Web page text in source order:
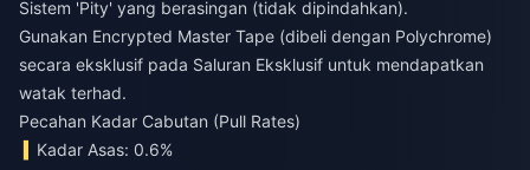
Sistem 'Pity' yang berasingan (tidak dipindahkan).
Gunakan Encrypted Master Tape (dibeli dengan Polychrome)
secara eksklusif pada Saluran Eksklusif untuk mendapatkan
watak terhad.
Pecahan Kadar Cabutan (Pull Rates)
Kadar Asas: 0.6%